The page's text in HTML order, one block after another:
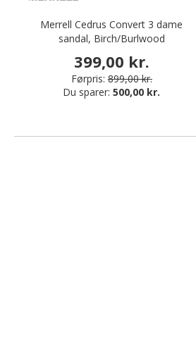
Merrell Cedrus Convert 3 dame
sandal, Birch/Burlwood
399,00 kr.
Førpris: 899,00 kr.
Du sparer:500,00 kr.